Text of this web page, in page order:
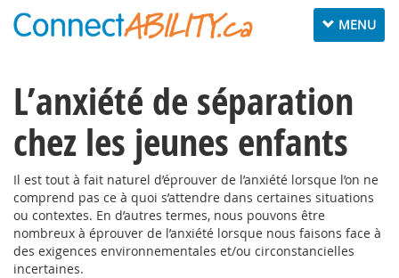
Toggle
navigation
MENU
L’anxiété de séparation
chez les jeunes enfants
Il est tout à fait naturel d’éprouver de l’anxiété lorsque l’on ne
comprend pas ce à quoi s’attendre dans certaines situations
ou contextes. En d’autres termes, nous pouvons être
nombreux à éprouver de l’anxiété lorsque nous faisons face à
des exigences environnementales et/ou circonstancielles
incertaines.